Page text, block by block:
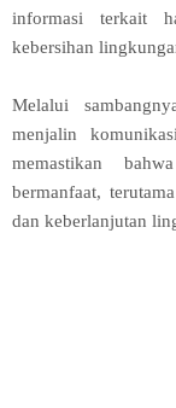
informasi terkait
kebersihan
Melalui
menjalin
memastikan
bermanfaat,
dan keberlanjutan